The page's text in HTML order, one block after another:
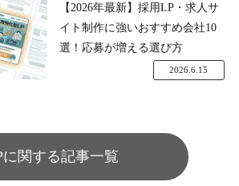
【2026年最新】採用LP・求人サ
イト制作に強いおすすめ会社10
選！応募が増える選び方
2026.6.15
に関する記事一覧